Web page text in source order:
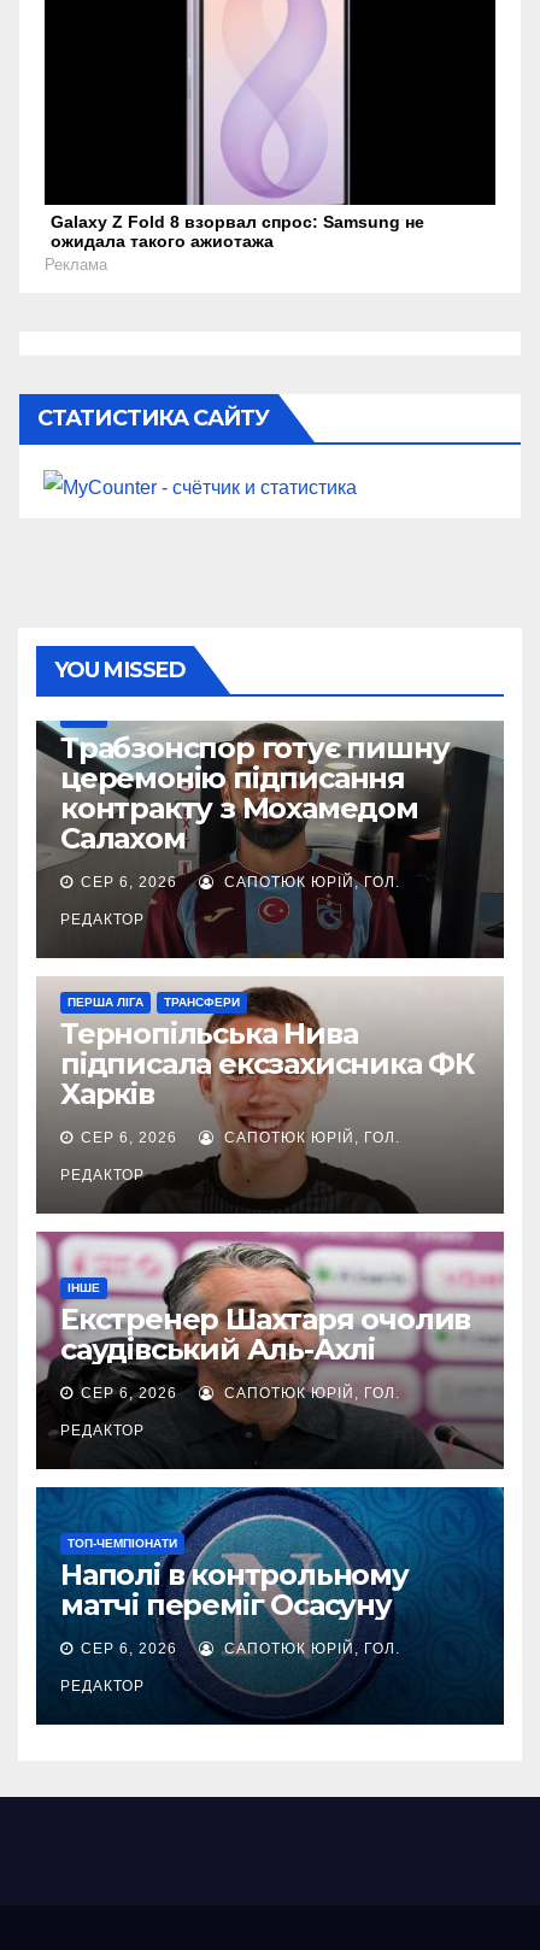
Galaxy Z Fold 8 взорвал спрос: Samsung не
ожидала такого ажиотажа
Реклама
СТАТИСТИКА САЙТУ
YOU MISSED
Трабзонспор готує пишну
церемонію підписання
контракту з Мохамедом
Салахом
СЕР 6, 2026 САПОТЮК ЮРІЙ, ГОЛ.
РЕДАКТОР
ПЕРША ЛІГА ТРАНСФЕРИ
Тернопільська Нива
підписала ексзахисника ФК
Харків
СЕР 6, 2026 САПОТЮК ЮРІЙ, ГОЛ.
РЕДАКТОР
ІНШЕ
Екстренер Шахтаря очолив
саудівський Аль-Ахлі
СЕР 6, 2026 САПОТЮК ЮРІЙ, ГОЛ.
РЕДАКТОР
ТОП-ЧЕМПІОНАТИ
Наполі в контрольному
матчі переміг Осасуну
СЕР 6, 2026 САПОТЮК ЮРІЙ, ГОЛ.
РЕДАКТОР